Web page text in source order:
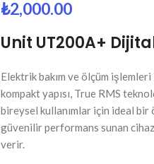
₺2,000.00
Unit UT200A+
Elektrik bakım ve ölçüm
kompakt yapısı, True RMS
bireysel kullanımlar için ideal bir
güvenilir performans sunan
verir.